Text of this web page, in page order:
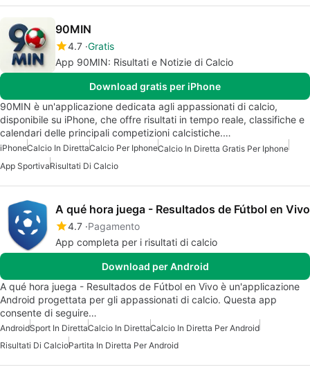
90MIN
4.7 Gratis
App 90MIN: Risultati e Notizie di Calcio
Download gratis per iPhone
90MIN è un'applicazione dedicata agli appassionati di calcio,
disponibile su iPhone, che offre risultati in tempo reale, classifiche e
calendari delle principali competizioni calcistiche.…
iPhoneCalcio In DirettaCalcio Per IphoneCalcio In Diretta Gratis Per Iphone
App SportivaRisultati Di Calcio
A qué hora juega - Resultados de Fútbol en Vivo
4.7 Pagamento
App completa per i risultati di calcio
Download per Android
A qué hora juega - Resultados de Fútbol en Vivo è un'applicazione
Android progettata per gli appassionati di calcio. Questa app
consente di seguire…
AndroidSport In DirettaCalcio In DirettaCalcio In Diretta Per Android
Risultati Di CalcioPartita In Diretta Per Android